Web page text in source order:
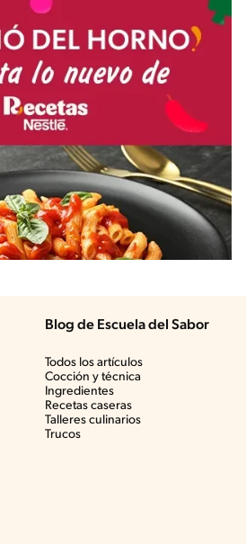
Blog de Escuela del Sabor
Todos los artículos
Cocción y técnica
Ingredientes
Recetas caseras
Talleres culinarios
Trucos